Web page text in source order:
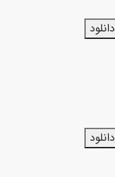
دانلود
دانلود